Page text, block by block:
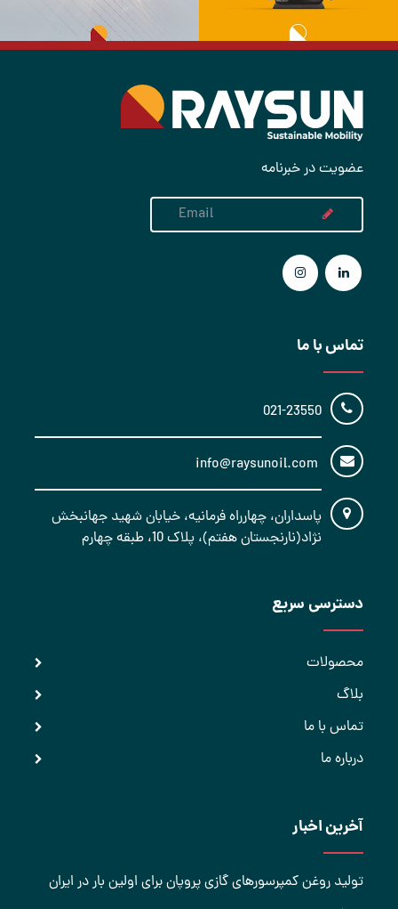
عضویت در خبرنامه
تماس با ما
021-23550
پاسداران، چهارراه فرمانیه، خیابان شهید جهانبخش
نژاد(نارنجستان هفتم)، پلاک 10، طبقه چهارم
دسترسی سریع
محصولات
بلاگ
تماس با ما
درباره ما
آخرین اخبار
تولید روغن کمپرسورهای گازی پروپان برای اولین بار در ایران